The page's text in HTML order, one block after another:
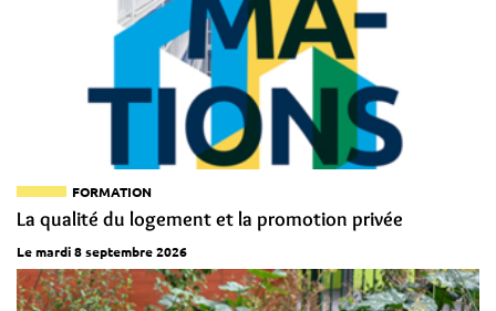
FORMATION
La qualité du logement et la promotion privée
Le mardi 8 septembre 2026